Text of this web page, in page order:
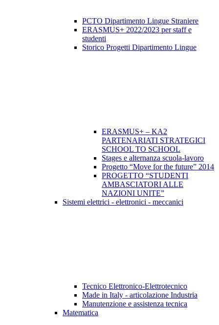
PCTO Dipartimento Lingue Straniere
ERASMUS+ 2022/2023 per staff e
studenti
Storico Progetti Dipartimento Lingue
ERASMUS+ – KA2
PARTENARIATI STRATEGICI
SCHOOL TO SCHOOL
Stages e alternanza scuola-lavoro
Progetto “Move for the future” 2014
PROGETTO “STUDENTI
AMBASCIATORI ALLE
NAZIONI UNITE”
Sistemi elettrici - elettronici - meccanici
Tecnico Elettronico-Elettrotecnico
Made in Italy - articolazione Industria
Manutenzione e assistenza tecnica
Matematica